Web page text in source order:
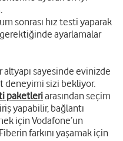
sonrası hız testi yaparak
ayarlamalar
sayesinde evinizde
deneyimi sizi bekliyor.
paketleriarasından seçim
yapabilir, bağlantı
için Vodafone’un
farkını yaşamak için